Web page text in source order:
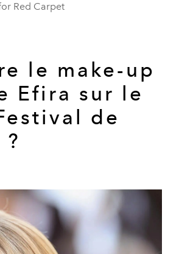
Red Carpet
le make-up
Efira sur le
de
?